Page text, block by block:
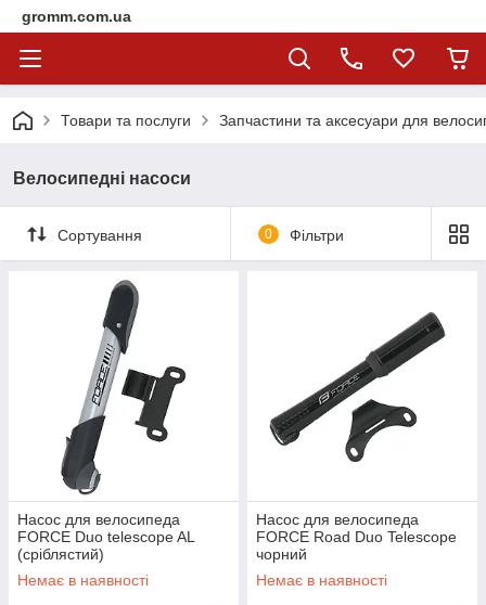
gromm.com.ua
Товари та послуги Запчастини та аксесуари для
Велосипедні насоси
Сортування 0 Фільтри
Насос для велосипеда
FORCE Duo telescope AL
(сріблястий)
Немає в наявності
Насос для велосипеда
FORCE Road Duo Telescope
чорний
Немає в наявності